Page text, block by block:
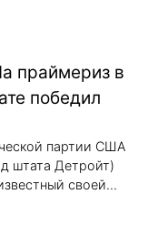
праймериз в
победил
партии США
штата Детройт)
своей...